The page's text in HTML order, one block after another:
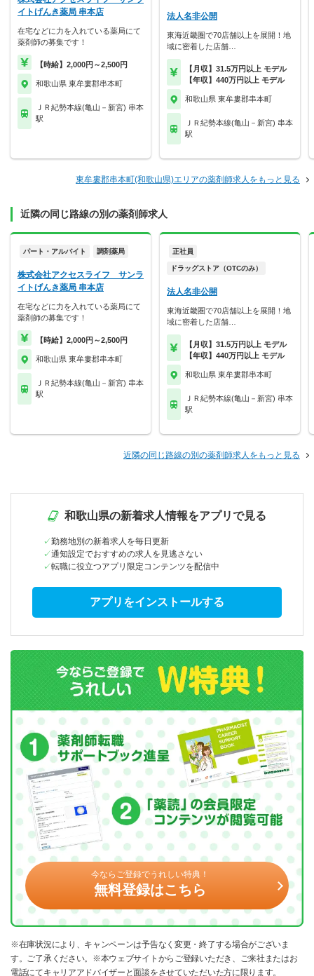
イトげんき薬局 串本店
在宅などに力を入れている薬局にて
薬剤師の募集です！
【時給】2,000円～2,500円
和歌山県 東牟婁郡串本町
ＪＲ紀勢本線(亀山－新宮) 串本
駅
法人名非公開
東海近畿圏で70店舗以上を展開！地
域に密着した店舗…
【月収】31.5万円以上 モデル
【年収】440万円以上 モデル
和歌山県 東牟婁郡串本町
ＪＲ紀勢本線(亀山－新宮) 串本
駅
東牟婁郡串本町(和歌山県)エリアの薬剤師求人をもっと見る
近隣の同じ路線の別の薬剤師求人
パート・アルバイト 調剤薬局
株式会社アクセスライフ サンラ
イトげんき薬局 串本店
在宅などに力を入れている薬局にて
薬剤師の募集です！
【時給】2,000円～2,500円
和歌山県 東牟婁郡串本町
ＪＲ紀勢本線(亀山－新宮) 串本
駅
正社員
ドラッグストア（OTCのみ）
法人名非公開
東海近畿圏で70店舗以上を展開！地
域に密着した店舗…
【月収】31.5万円以上 モデル
【年収】440万円以上 モデル
和歌山県 東牟婁郡串本町
ＪＲ紀勢本線(亀山－新宮) 串本
駅
近隣の同じ路線の別の薬剤師求人をもっと見る
和歌山県の新着求人情報をアプリで見る
勤務地別の新着求人を毎日更新
通知設定でおすすめの求人を見逃さない
転職に役立つアプリ限定コンテンツを配信中
アプリをインストールする
今ならご登録でうれしい特典！
無料登録はこちら
※在庫状況により、キャンペーンは予告なく変更・終了する場合がございま
す。ご了承ください。※本ウェブサイトからご登録いただき、ご来社またはお
電話にてキャリアアドバイザーと面談をさせていただいた方に限ります。